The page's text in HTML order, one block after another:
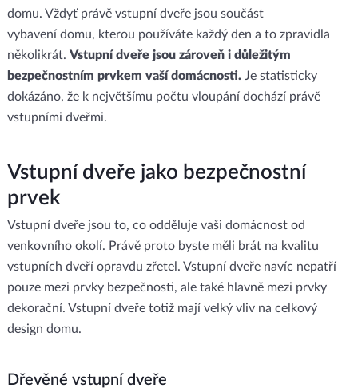
domu. Vždyť právě vstupní dveře jsou součást
vybavení domu, kterou používáte každý den a to zpravidla
několikrát. Vstupní dveře jsou zároveň i důležitým
bezpečnostním prvkem vaší domácnosti.Je statisticky
dokázáno, že k největšímu počtu vloupání dochází právě
vstupními dveřmi.
Vstupní dveře jako bezpečnostní
prvek
Vstupní dveře jsou to, co odděluje vaši domácnost od
venkovního okolí. Právě proto byste měli brát na kvalitu
vstupních dveří opravdu zřetel. Vstupní dveře navíc nepatří
pouze mezi prvky bezpečnosti, ale také hlavně mezi prvky
dekorační. Vstupní dveře totiž mají velký vliv na celkový
design domu.
Dřevěné vstupní dveře